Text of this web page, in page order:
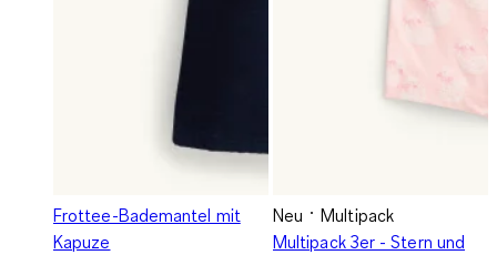
Frottee-Bademantel mit
Kapuze
Neu
Multipack
Multipack 3er - Stern und